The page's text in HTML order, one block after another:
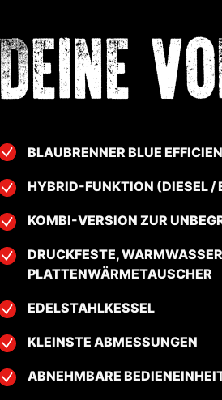
DEINE
BLAUBRENNER BLUE
HYBRID-FUNKTION (DIESEL /
KOMBI-VERSION ZUR
DRUCKFESTE,
PLATTENWÄRMETAUSCHER
EDELSTAHLKESSEL
KLEINSTE ABMESSUNGEN
ABNEHMBARE